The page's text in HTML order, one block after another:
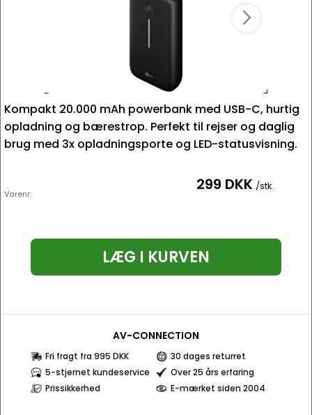
Kompakt 20.000 mAh powerbank med USB-C, hurtig
opladning og bærestrop. Perfekt til rejser og daglig
brug med 3x opladningsporte og LED-statusvisning.
Varenr: 299 DKK /stk.
LÆG I KURVEN
AV-CONNECTION
Fri fragt fra 995 DKK
30 dages returret
5-stjernet kundeservice
Over 25 års erfaring
Prissikkerhed
E-mærket siden 2004